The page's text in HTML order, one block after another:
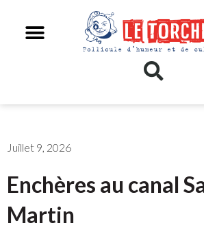
Juillet 9, 2026
Enchères au canal
Martin